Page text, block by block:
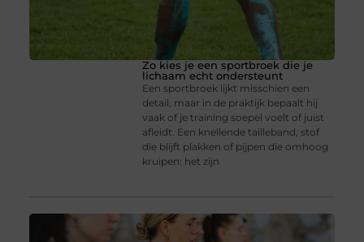
Zo kies je een sportbroek die je
lichaam echt ondersteunt
Een sportbroek lijkt misschien een
detail, maar in de praktijk bepaalt hij
vaak of je training soepel voelt of juist
afleidt. Een knellende tailleband, stof
die blijft plakken of pijpen die omhoog
kruipen: het zijn